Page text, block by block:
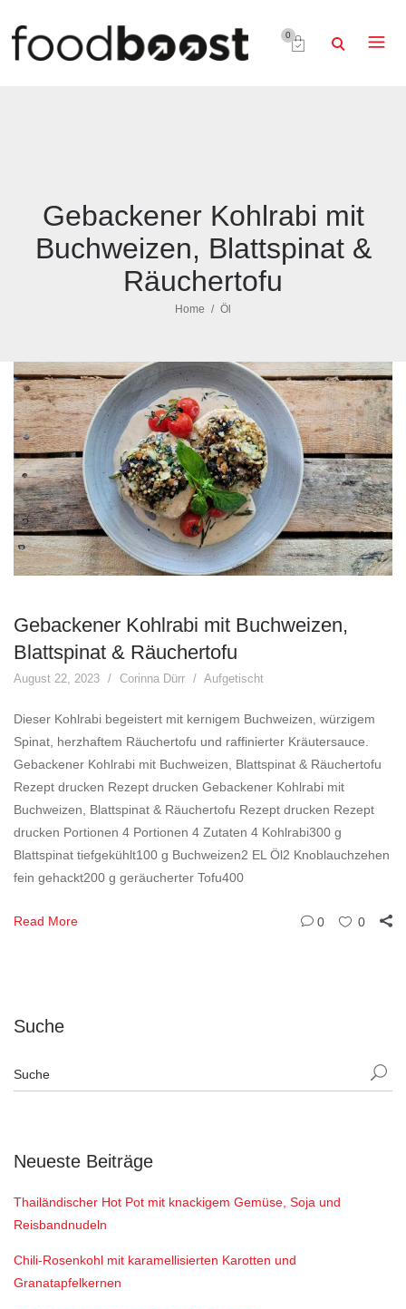
0
Gebackener Kohlrabi mit
Buchweizen, Blattspinat &
Räuchertofu
Home Öl
Gebackener Kohlrabi mit Buchweizen,
Blattspinat & Räuchertofu
August 22, 2023 Corinna Dürr Aufgetischt
Dieser Kohlrabi begeistert mit kernigem Buchweizen, würzigem
Spinat, herzhaftem Räuchertofu und raffinierter Kräutersauce.
Gebackener Kohlrabi mit Buchweizen, Blattspinat & Räuchertofu
Rezept drucken Rezept drucken Gebackener Kohlrabi mit
Buchweizen, Blattspinat & Räuchertofu Rezept drucken Rezept
drucken Portionen 4 Portionen 4 Zutaten 4 Kohlrabi300 g
Blattspinat tiefgekühlt100 g Buchweizen2 EL Öl2 Knoblauchzehen
fein gehackt200 g geräucherter Tofu400
Read More 0 0
Suche
Neueste Beiträge
Thailändischer Hot Pot mit knackigem Gemüse, Soja und
Reisbandnudeln
Chili-Rosenkohl mit karamellisierten Karotten und
Granatapfelkernen